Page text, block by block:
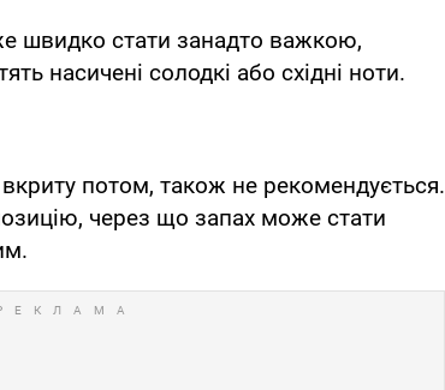
швидко стати занадто важкою,
насичені солодкі або східні ноти.
потом, також не рекомендується.
через що запах може стати